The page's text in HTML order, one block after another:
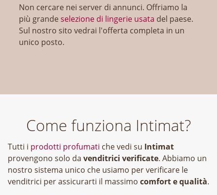
Non cercare nei server di annunci. Offriamo la
più grandeselezione di lingerie usata del paese.
Sul nostro sito vedrai l'offerta completa in un
unico posto.
Come funziona Intimat?
Tutti i prodotti profumati che vedi su Intimat
provengono solo da venditrici verificate. Abbiamo un
nostro sistema unico che usiamo per verificare le
venditrici per assicurarti il massimo comfort e qualità.